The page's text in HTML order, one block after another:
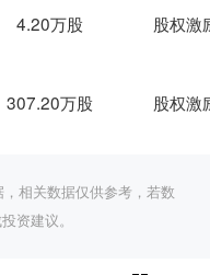
4.20万股 股权激
307.20万股 股权激
相关数据仅供参考，若数
资建议。